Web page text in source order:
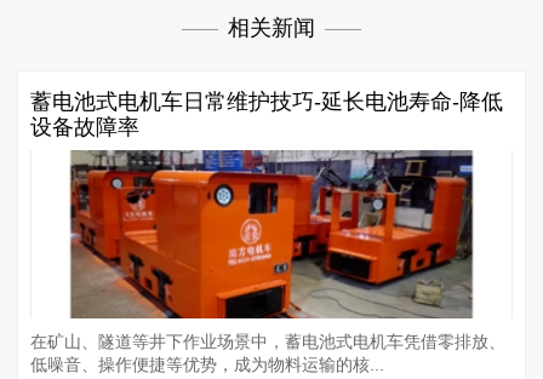
相关新闻
蓄电池式电机车日常维护技巧-延长电池寿命-降低
设备故障率
在矿山、隧道等井下作业场景中，蓄电池式电机车凭借零排放、
低噪音、操作便捷等优势，成为物料运输的核...